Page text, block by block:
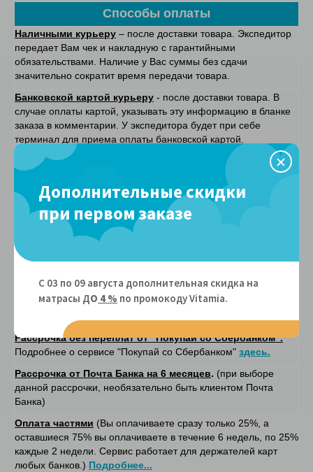
Способы оплаты
Наличными курьеру – после доставки товара. Экспедитор
передает Вам чек и накладную с гарантийными
обязательствами. Наличие у Вас суммы без сдачи
значительно сократит время передачи товара.
Банковской картой курьеру - после доставки товара. В
случае оплаты картой, указывать эту информацию в бланке
заказа в комментарии. У экспедитора будет при себе
терминал для приема оплаты банковской картой.
Безналичный расчет
. Счет будет отправлен Вам в
электронном виде после уточнения с менеджером деталей
заказа.
Он-лайн оплата- при покупке на сайте. После оплаты, на
указанную вами электронную почту, в соответситвии с
федеральным законом № 54-ФЗ будет отправлен кассовый
чек.
можете приобрести товар в рассрочку на 4 месяца без
переплат. Наш магазин являетсяпартнером карты Халва/
Рассрочка без переплат от "Покупай со Сбербанком".
Подробнее о сервисе "Покупай со Сбербанком" здесь.
Рассрочка от Почта Банка на 6 месяцев. (при выборе
данной рассрочки, необязательно быть клиентом Почта
Банка)
Оплата частями (Вы оплачиваете сразу только 25%, а
оставшиеся 75% вы оплачиваете в течение 6 недель, по 25%
каждые 2 недели. Сервис работает для держателей карт
любых банков.) Подробнее...
Дополнительные скидки
при первом заказе
С 03 по 09 августа дополнительная скидка на
матрасы ДО 4 % по промокоду Vitamiа.